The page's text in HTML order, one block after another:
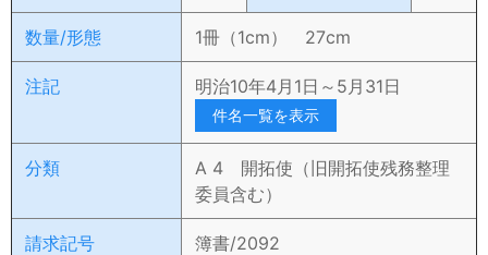
数量/形態 1冊（1cm） 27cm
注記 明治10年4月1日～5月31日
件名一覧を表示
分類
A 4 開拓使（旧開拓使残務整理
委員含む）
請求記号 簿書/2092